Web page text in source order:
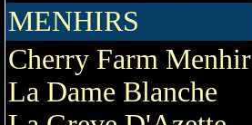
MENHIRS
Cherry Farm Menhir
La Dame Blanche